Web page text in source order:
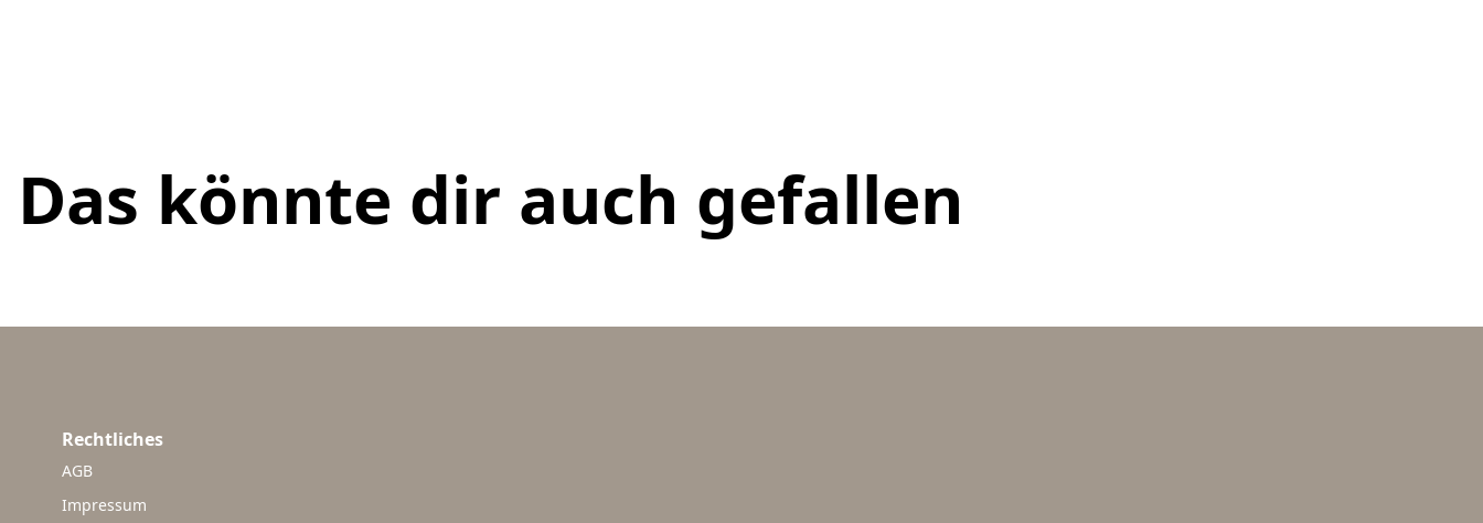
Das könnte dir auch gefallen
Rechtliches
AGB
Impressum